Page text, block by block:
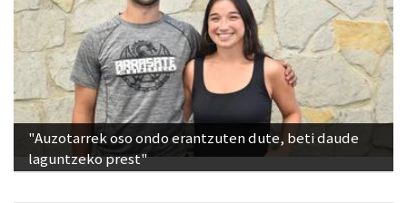
"Auzotarrek oso ondo erantzuten dute, beti daude
laguntzeko prest"